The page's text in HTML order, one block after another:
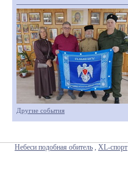
Другие события
Небеси подобная обитель , XL-спорт